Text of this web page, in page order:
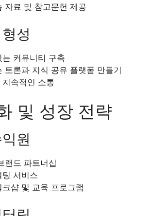
자료 및 참고문헌 제공
성
는 커뮤니티 구축
토론과 지식 공유 플랫폼 만들기
지속적인 소통
및 성장 전략
원
랜드 파트너십
팅 서비스
크샵 및 교육 프로그램